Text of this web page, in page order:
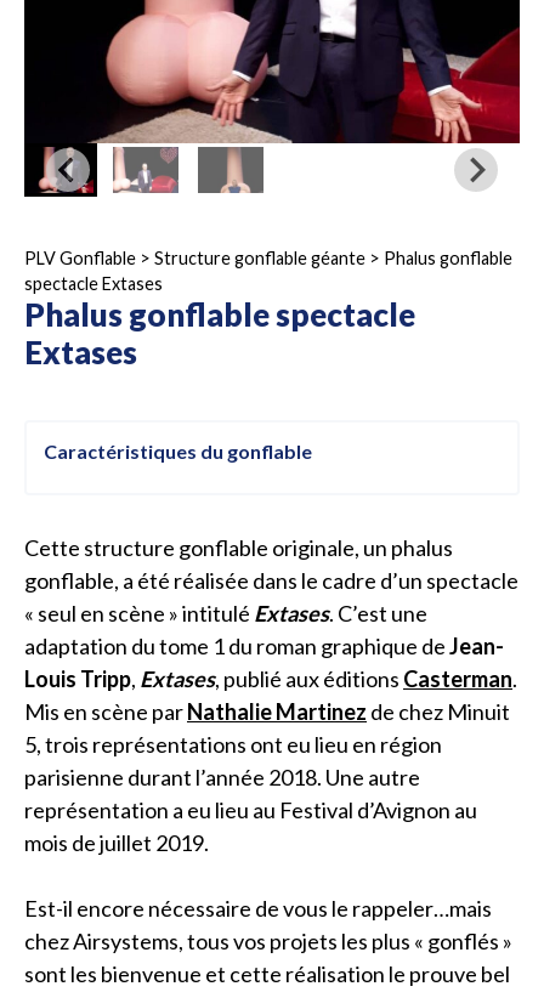
PLV Gonflable > Structure gonflable géante > Phalus gonflable
spectacle Extases
Phalus gonflable spectacle
Extases
Caractéristiques du gonflable
Cette structure gonflable originale, un phalus
gonflable, a été réalisée dans le cadre d’un spectacle
« seul en scène » intitulé Extases. C’est une
adaptation du tome 1 du roman graphique deJean-
Louis Tripp, Extases, publié aux éditions Casterman.
Mis en scène parNathalie Martinez de chez Minuit
5, trois représentations ont eu lieu en région
parisienne durant l’année 2018. Une autre
représentation a eu lieu au Festival d’Avignon au
mois de juillet 2019.
Est-il encore nécessaire de vous le rappeler…mais
chez Airsystems, tous vos projets les plus « gonflés »
sont les bienvenue et cette réalisation le prouve bel